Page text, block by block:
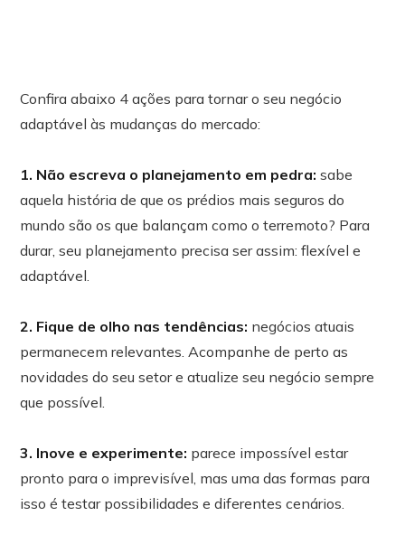
Confira abaixo 4 ações para tornar o seu negócio
adaptável às mudanças do mercado:
1. Não escreva o planejamento em pedra: sabe
aquela história de que os prédios mais seguros do
mundo são os que balançam como o terremoto? Para
durar, seu planejamento precisa ser assim: flexível e
adaptável.
2. Fique de olho nas tendências: negócios atuais
permanecem relevantes. Acompanhe de perto as
novidades do seu setor e atualize seu negócio sempre
que possível.
3. Inove e experimente: parece impossível estar
pronto para o imprevisível, mas uma das formas para
isso é testar possibilidades e diferentes cenários.